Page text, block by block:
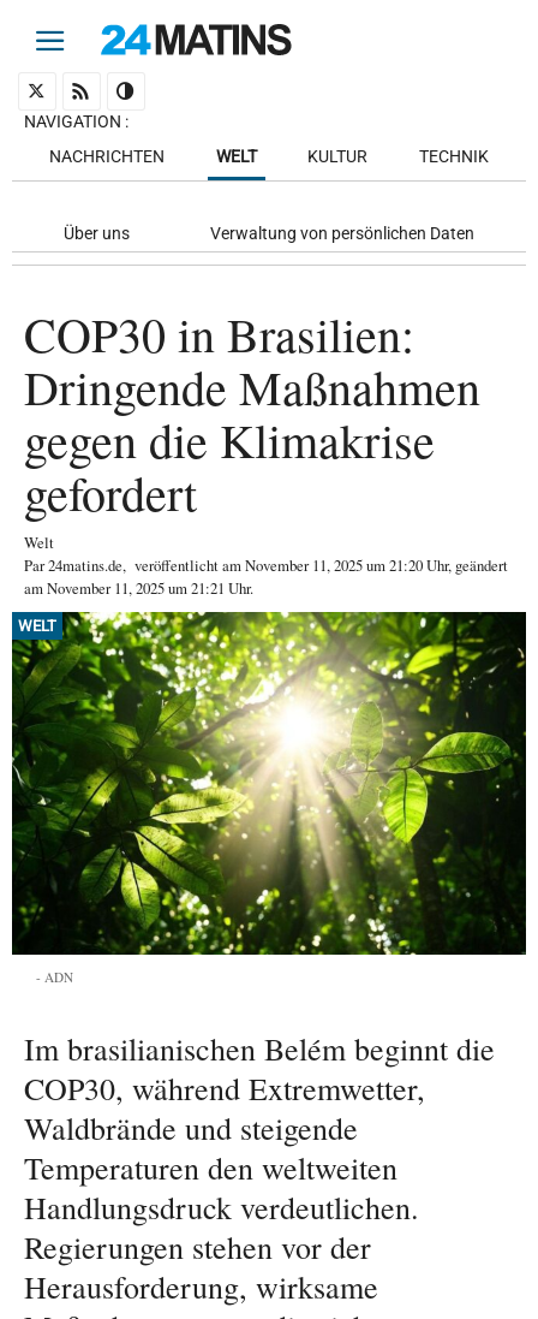
NAVIGATION :
NACHRICHTEN
WELT KULTUR TECHNIK
Über uns Verwaltung von persönlichen Daten
COP30 in Brasilien:
Dringende Maßnahmen
gegen die Klimakrise
gefordert
Welt
Par24matins.de, veröffentlicht amNovember 11, 2025um 21:20 Uhr, geändert
am November 11, 2025 um 21:21 Uhr.
WELT
ADN
Im brasilianischen Belém beginnt die
COP30, während Extremwetter,
Waldbrände und steigende
Temperaturen den weltweiten
Handlungsdruck verdeutlichen.
Regierungen stehen vor der
Herausforderung, wirksame